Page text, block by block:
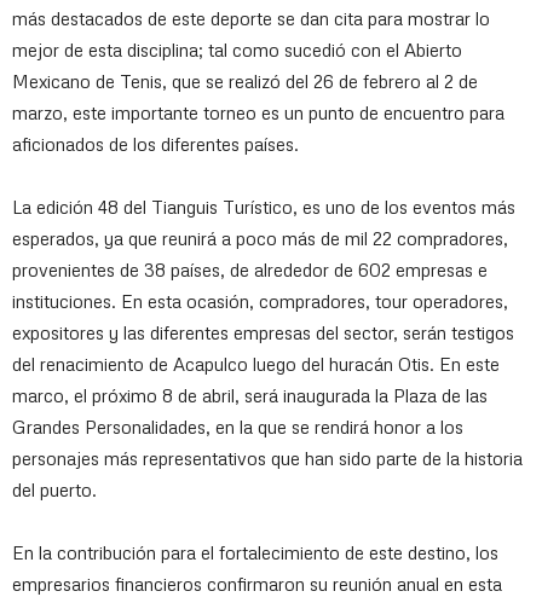
más destacados de este deporte se dan cita para mostrar lo
mejor de esta disciplina; tal como sucedió con el Abierto
Mexicano de Tenis, que se realizó del 26 de febrero al 2 de
marzo, este importante torneo es un punto de encuentro para
aficionados de los diferentes países.
La edición 48 del Tianguis Turístico, es uno de los eventos más
esperados, ya que reunirá a poco más de mil 22 compradores,
provenientes de 38 países, de alrededor de 602 empresas e
instituciones. En esta ocasión, compradores, tour operadores,
expositores y las diferentes empresas del sector, serán testigos
del renacimiento de Acapulco luego del huracán Otis. En este
marco, el próximo 8 de abril, será inaugurada la Plaza de las
Grandes Personalidades, en la que se rendirá honor a los
personajes más representativos que han sido parte de la historia
del puerto.
En la contribución para el fortalecimiento de este destino, los
empresarios financieros confirmaron su reunión anual en esta